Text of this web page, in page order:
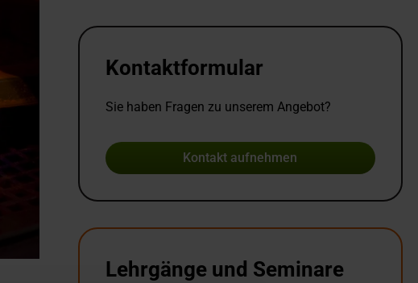
Kontaktformular
Sie haben Fragen zu unserem Angebot?
Kontakt aufnehmen
Lehrgänge und Seminare